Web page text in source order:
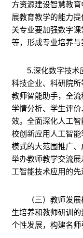
方资源建设智慧教
展教育教学的能力
关专业要加强数字
等，形成专业培养与
5.深化数字技术应
科技企业、科研院
教师智能助手，全流
学情分析、学生评
效。全面深化人工
校创新应用人工智
模式的大范围推广
举办教师教学交流
工智能技术应用的先
（三）教师发展
生培养和教师研训
个性发展，构建名师